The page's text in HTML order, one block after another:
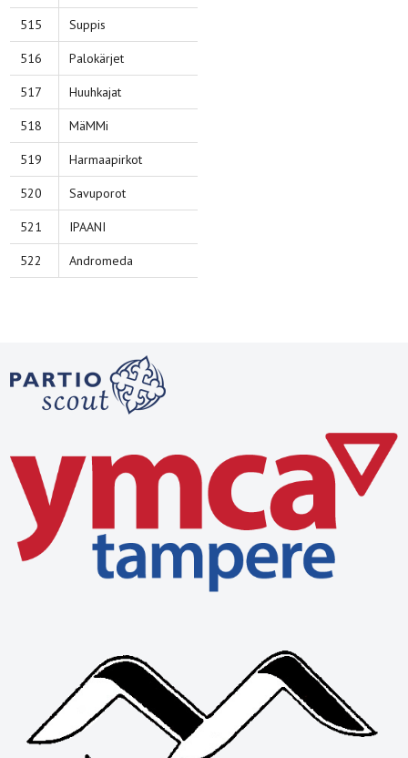
515 Suppis
516 Palokärjet
517 Huuhkajat
518 MäMMi
519 Harmaapirkot
520 Savuporot
521 IPAANI
522 Andromeda